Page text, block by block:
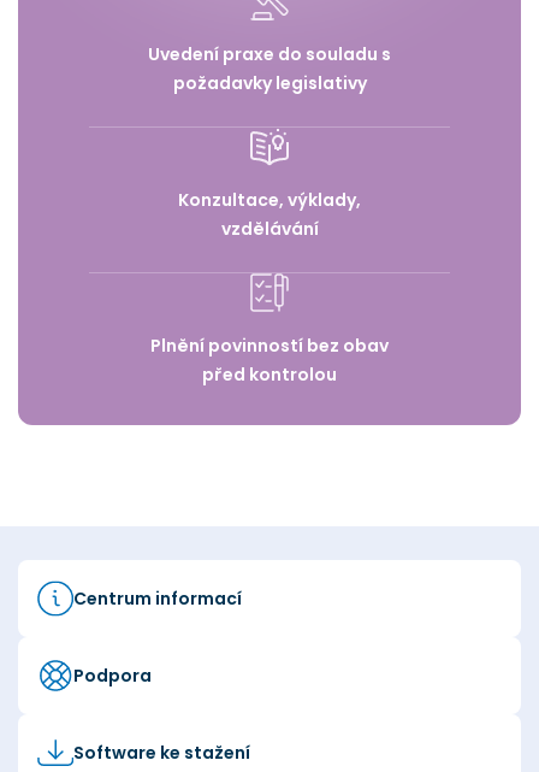
Uvedení praxe do souladu s
požadavky legislativy
Konzultace, výklady,
vzdělávání
Plnění povinností bez obav
před kontrolou
Centrum informací
Podpora
Software ke stažení